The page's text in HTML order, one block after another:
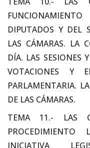
DIPUTADOS Y DEL
LAS CÁMARAS. LA
DÍA. LAS SESIONES
VOTACIONES Y
PARLAMENTARIA.
DE LAS CÁMARAS.
TEMA 11.- LAS
PROCEDIMIENTO
INICIATIVA